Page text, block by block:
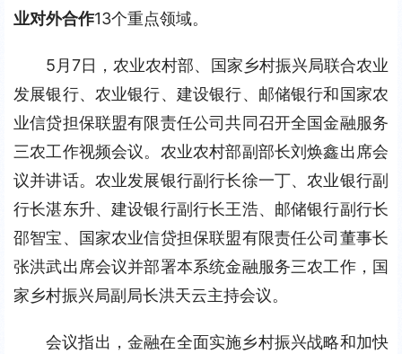
业对外合作13个重点领域。
5月7日，农业农村部、国家乡村振兴局联合农业
发展银行、农业银行、建设银行、邮储银行和国家农
业信贷担保联盟有限责任公司共同召开全国金融服务
三农工作视频会议。农业农村部副部长刘焕鑫出席会
议并讲话。农业发展银行副行长徐一丁、农业银行副
行长湛东升、建设银行副行长王浩、邮储银行副行长
邵智宝、国家农业信贷担保联盟有限责任公司董事长
张洪武出席会议并部署本系统金融服务三农工作，国
家乡村振兴局副局长洪天云主持会议。
会议指出，金融在全面实施乡村振兴战略和加快